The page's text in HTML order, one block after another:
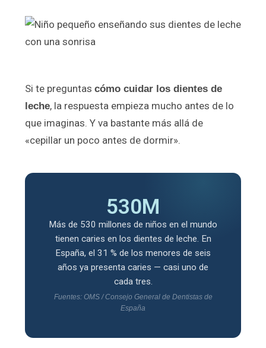
Si te preguntas cómo cuidar los dientes de
leche, la respuesta empieza mucho antes de lo
que imaginas. Y va bastante más allá de
«cepillar un poco antes de dormir».
530M
Más de 530 millones de niños en el mundo
tienen caries en los dientes de leche. En
España, el 31 % de los menores de seis
años ya presenta caries — casi uno de
cada tres.
Fuentes: OMS / Consejo General de Dentistas de
España